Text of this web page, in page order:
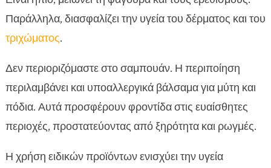
Παράλληλα, διασφαλίζει την υγεία του δέρματος και του
τριχώματος.
Δεν περιοριζόμαστε στο σαμπουάν. Η περιποίηση
περιλαμβάνει και υποαλλεργικά βάλσαμα για μύτη και
πόδια. Αυτά προσφέρουν φροντίδα στις ευαίσθητες
περιοχές, προστατεύοντας από ξηρότητα και ρωγμές.
Η χρήση ειδικών προϊόντων ενισχύει την υγεία